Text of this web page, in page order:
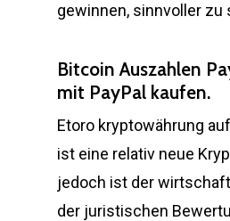
gewinnen, sinnvoller zu
Bitcoin Auszahlen
mit PayPal kaufen.
Etoro kryptowährung
ist eine relativ neue
jedoch ist der
der juristischen